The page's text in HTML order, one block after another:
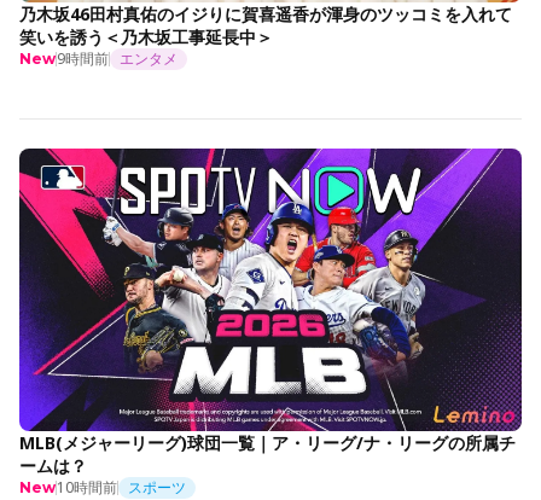
乃木坂46田村真佑のイジりに賀喜遥香が渾身のツッコミを入れて
笑いを誘う＜乃木坂工事延長中＞
New9時間前 エンタメ
MLB(メジャーリーグ)球団一覧｜ア・リーグ/ナ・リーグの所属チ
ームは？
New10時間前 スポーツ